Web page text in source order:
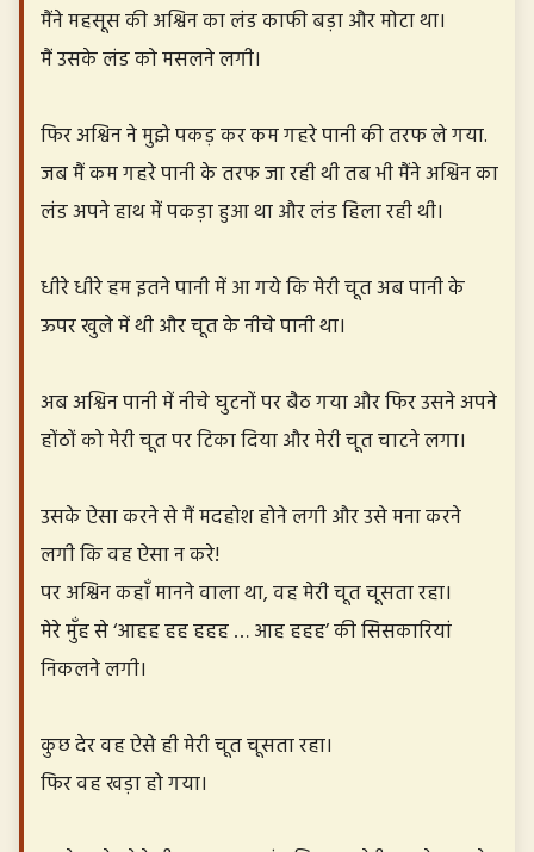
मैंने महसूस की अश्विन का लंड काफी बड़ा और मोटा था।
मैं उसके लंड को मसलने लगी।
फिर अश्विन ने मुझे पकड़ कर कम गहरे पानी की तरफ ले गया.
जब मैं कम गहरे पानी के तरफ जा रही थी तब भी मैंने अश्विन का
लंड अपने हाथ में पकड़ा हुआ था और लंड हिला रही थी।
धीरे धीरे हम इतने पानी में आ गये कि मेरी चूत अब पानी के
ऊपर खुले में थी और चूत के नीचे पानी था।
अब अश्विन पानी में नीचे घुटनों पर बैठ गया और फिर उसने अपने
होंठों को मेरी चूत पर टिका दिया और मेरी चूत चाटने लगा।
उसके ऐसा करने से मैं मदहोश होने लगी और उसे मना करने
लगी कि वह ऐसा न करे!
पर अश्विन कहाँ मानने वाला था, वह मेरी चूत चूसता रहा।
मेरे मुँह से ‘आहह हह हहह … आह हहह’ की सिसकारियां
निकलने लगी।
कुछ देर वह ऐसे ही मेरी चूत चूसता रहा।
फिर वह खड़ा हो गया।